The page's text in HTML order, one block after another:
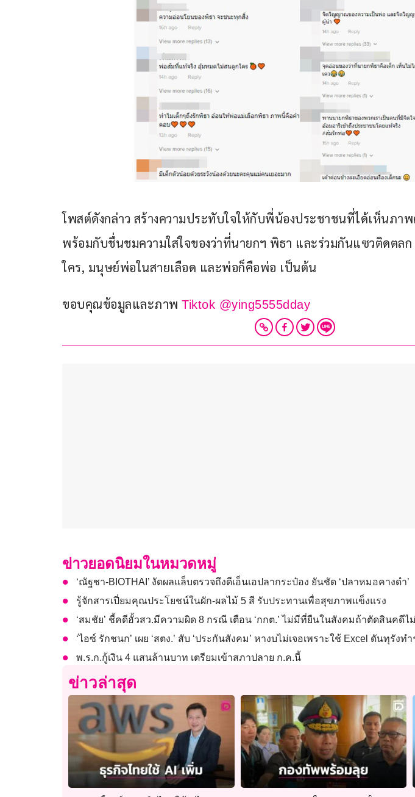
โพสต์ดังกล่าว สร้างความประทับใจให้กับพี่น้องประชาชนที่ได้เห็นภาพ
พร้อมกับชื่นชมความใส่ใจของว่าที่นายกฯ พิธา และร่วมกันแซวติดตล
ใคร, มนุษย์พ่อในสายเลือด และพ่อก็คือพ่อ เป็นต้น
ขอบคุณข้อมูลและภาพ Tiktok @ying5555dday
ข่าวยอดนิยมในหมวดหมู่
‘ณัฐชา-BIOTHAI’ งัดผลแล็บตรวจถึงดีเอ็นเอปลากระป๋อง ยันชัด ‘ปลาหมอคางดำ’
รู้จักสารเปี่ยมคุณประโยชน์ในผัก-ผลไม้ 5 สี รับประทานเพื่อสุขภาพแข็งแรง
‘สมชัย’ ชี้คดีฮั้วสว.มีความผิด 8 กรณี เตือน ‘กกต.’ ไม่มีที่ยืนในสังคมถ้าตัดสินคดีไ
‘ไอซ์ รักชนก’ เผย ‘สตง.’ สับ ‘ประกันสังคม’ หางบไม่เจอเพราะใช้ Excel ดันทุรังท
พ.ร.ก.กู้เงิน 4 แสนล้านบาท เตรียมเข้าสภาปลาย ก.ค.นี้
ข่าวล่าสุด